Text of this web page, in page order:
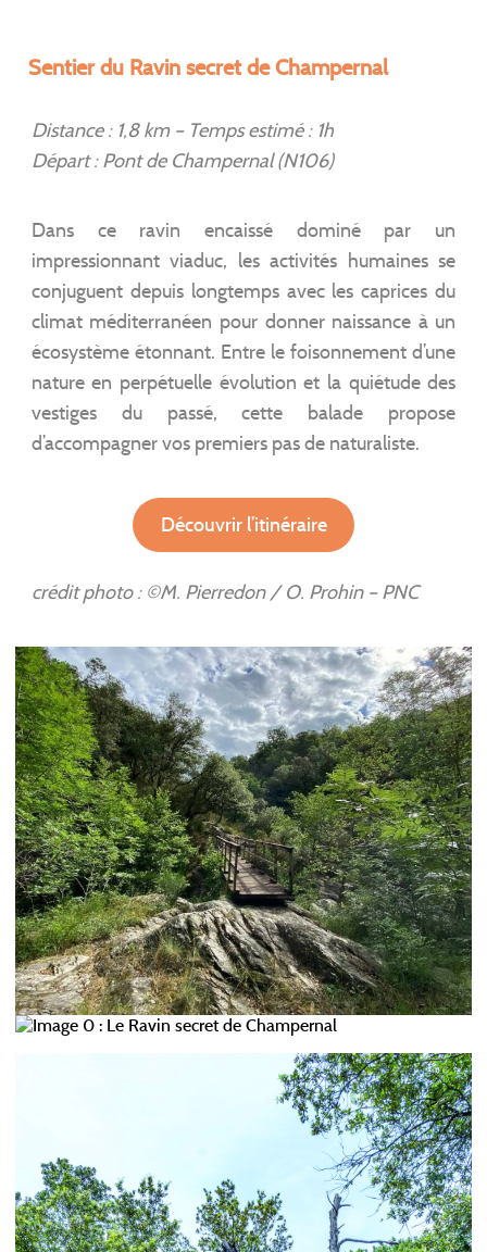
Sentier du Ravin secret de Champernal
Distance : 1,8 km – Temps estimé : 1h
Départ : Pont de Champernal (N106)
Dans ce ravin encaissé dominé par un
impressionnant viaduc, les activités humaines se
conjuguent depuis longtemps avec les caprices du
climat méditerranéen pour donner naissance à un
écosystème étonnant. Entre le foisonnement d’une
nature en perpétuelle évolution et la quiétude des
vestiges du passé, cette balade propose
d’accompagner vos premiers pas de naturaliste.
Découvrir l’itinéraire
crédit photo : ©M. Pierredon / O. Prohin – PNC